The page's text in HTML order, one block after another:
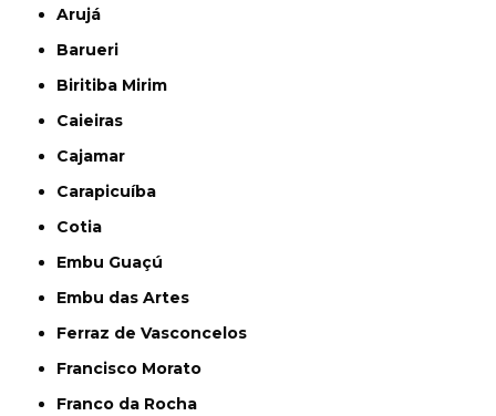
Arujá
Barueri
Biritiba Mirim
Caieiras
Cajamar
Carapicuíba
Cotia
Embu Guaçú
Embu das Artes
Ferraz de Vasconcelos
Francisco Morato
Franco da Rocha